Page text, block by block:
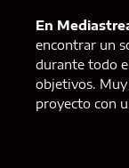
En
encontrar un
durante todo
objetivos.
proyecto con